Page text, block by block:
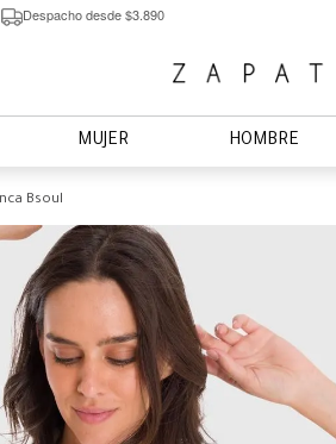
Despacho desde $3.890
MUJER HOMBRE
Bsoul